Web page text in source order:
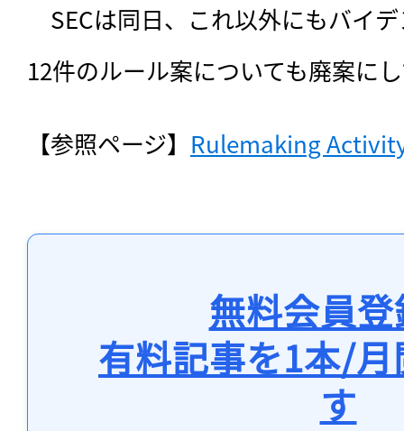
SECは同日、これ以外にもバイ
12件のルール案についても廃案に
【参照ページ】 Rulemaking
無料会員
有料記事を1本/
す